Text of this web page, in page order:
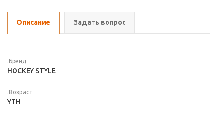
Описание Задать вопрос
.Бренд
HOCKEY STYLE
.Возраст
YTH